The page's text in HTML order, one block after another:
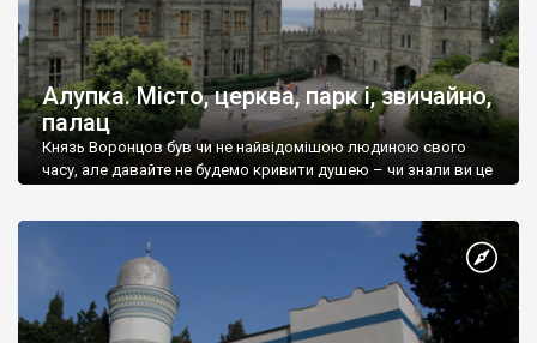
Алупка. Місто, церква, парк і, звичайно,
палац
Князь Воронцов був чи не найвідомішою людиною свого
часу, але давайте не будемо кривити душею – чи знали ви це